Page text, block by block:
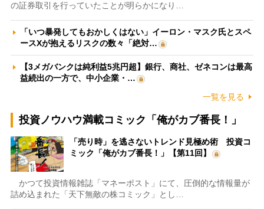
の証券取引を行っていたことが明らかになり…
「いつ暴発してもおかしくはない」イーロン・マスク氏とスペ
ースXが抱えるリスクの数々「絶対…
【3メガバンクは純利益5兆円超】銀行、商社、ゼネコンは最高
益続出の一方で、中小企業・…
一覧を見る
投資ノウハウ満載コミック「俺がカブ番長！」
「売り時」を逃さないトレンド見極め術 投資コ
ミック「俺がカブ番長！」【第11回】
かつて投資情報雑誌「マネーポスト」にて、圧倒的な情報量が
詰め込まれた「天下無敵の株コミック」とし…